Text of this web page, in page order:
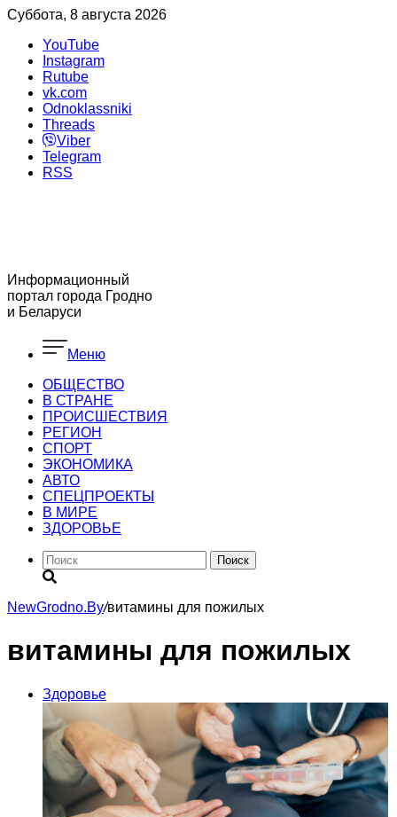
Суббота, 8 августа 2026
YouTube
Instagram
Rutube
vk.com
Odnoklassniki
Threads
Viber
Telegram
RSS
Информационный
портал города Гродно
и Беларуси
Меню
ОБЩЕСТВО
В СТРАНЕ
ПРОИСШЕСТВИЯ
РЕГИОН
CПОРТ
ЭКОНОМИКА
АВТО
СПЕЦПРОЕКТЫ
В МИРЕ
ЗДОРОВЬЕ
Поиск
NewGrodno.By/витамины для пожилых
витамины для пожилых
Здоровье